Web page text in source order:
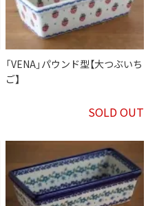
「VENA」パウンド型【大つぶいち
ご】
SOLD OUT